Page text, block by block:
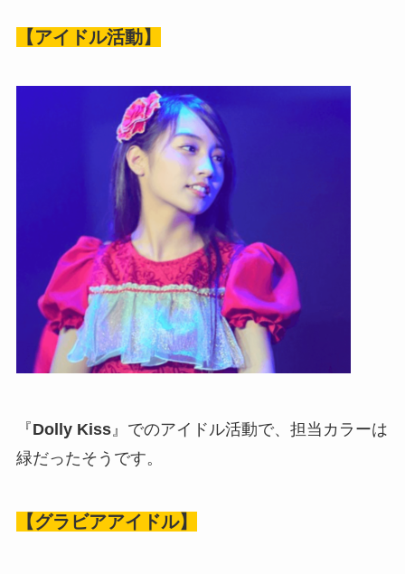
【アイドル活動】
『Dolly Kiss』でのアイドル活動で、担当カラーは
緑だったそうです。
【グラビアアイドル】